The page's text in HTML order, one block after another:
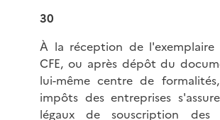
30
À la réception de
CFE, ou après dépôt du
lui-même centre de
impôts des entreprises
légaux de souscription des